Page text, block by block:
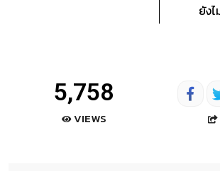
ยัง
5,758
VIEWS